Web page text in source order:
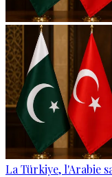
La Türkiye, l'Arabie